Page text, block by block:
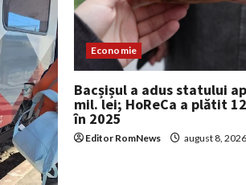
Economie
Bacșișul a adus statului
mil. lei; HoReCa a plătit
în 2025
Editor RomNews august 8, 2026